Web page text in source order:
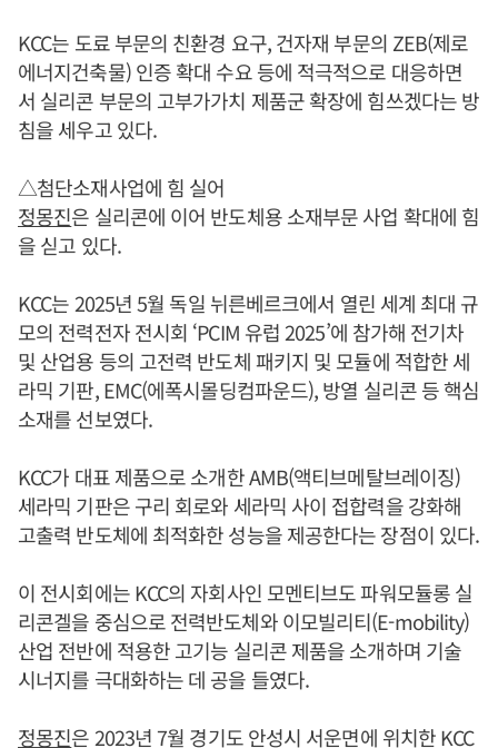
KCC는 도료 부문의 친환경 요구, 건자재 부문의 ZEB(제로
에너지건축물) 인증 확대 수요 등에 적극적으로 대응하면
서 실리콘 부문의 고부가가치 제품군 확장에 힘쓰겠다는 방
침을 세우고 있다.
△첨단소재사업에 힘 실어
정몽진은 실리콘에 이어 반도체용 소재부문 사업 확대에 힘
을 싣고 있다.
KCC는 2025년 5월 독일 뉘른베르크에서 열린 세계 최대 규
모의 전력전자 전시회 ‘PCIM 유럽 2025’에 참가해 전기차
및 산업용 등의 고전력 반도체 패키지 및 모듈에 적합한 세
라믹 기판, EMC(에폭시몰딩컴파운드), 방열 실리콘 등 핵심
소재를 선보였다.
KCC가 대표 제품으로 소개한 AMB(액티브메탈브레이징)
세라믹 기판은 구리 회로와 세라믹 사이 접합력을 강화해
고출력 반도체에 최적화한 성능을 제공한다는 장점이 있다.
이 전시회에는 KCC의 자회사인 모멘티브도 파워모듈롱 실
리콘겔을 중심으로 전력반도체와 이모빌리티(E-mobility)
산업 전반에 적용한 고기능 실리콘 제품을 소개하며 기술
시너지를 극대화하는 데 공을 들였다.
정몽진은 2023년 7월 경기도 안성시 서운면에 위치한 KCC